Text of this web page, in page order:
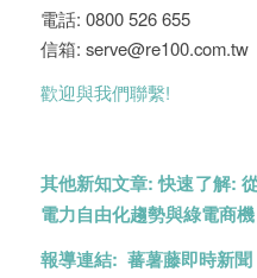
電話: 0800 526 655
信箱: serve@re100.com.tw
歡迎與我們聯繫!
其他新知文章:快速了解:
電力自由化趨勢與綠電商機
報導連結: 蕃薯藤即時新聞